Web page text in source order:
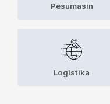
Pesumasin
Logistika